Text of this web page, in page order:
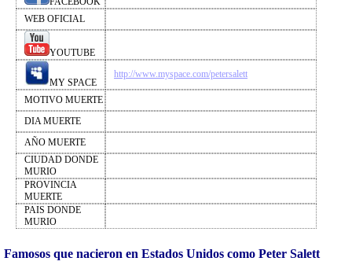
WEB OFICIAL
YOUTUBE
MY SPACE
http://www.myspace.com/petersalett
MOTIVO MUERTE
DIA MUERTE
AÑO MUERTE
CIUDAD DONDE
MURIO
PROVINCIA
MUERTE
PAIS DONDE
MURIO
Famosos que nacieron en Estados Unidos como Peter Salett